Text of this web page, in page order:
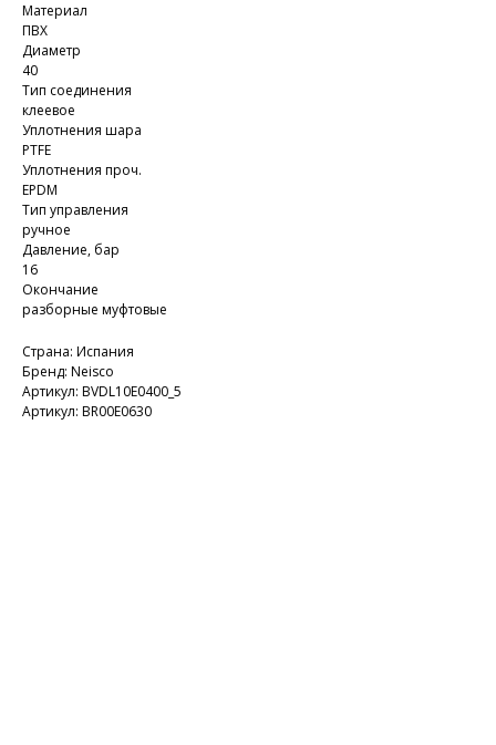
Материал
ПВХ
Диаметр
40
Тип соединения
клеевое
Уплотнения шара
PTFE
Уплотнения проч.
EPDM
Тип управления
ручное
Давление, бар
16
Окончание
разборные муфтовые
Страна: Испания
Бренд: Neisco
Артикул: BVDL10E0400_5
Артикул: BR00E0630